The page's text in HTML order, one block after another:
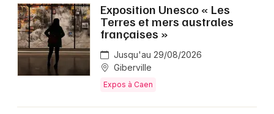
Exposition Unesco « Les
Terres et mers australes
françaises »
Jusqu'au 29/08/2026
Giberville
Expos à Caen